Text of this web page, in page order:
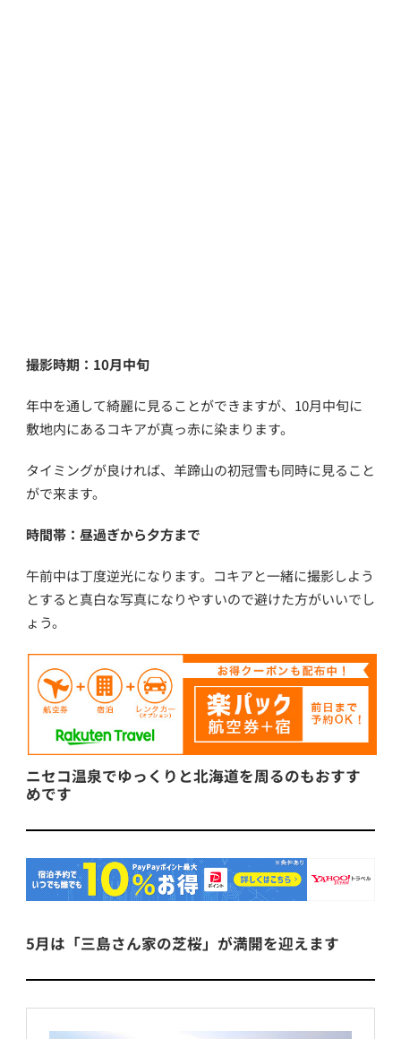
撮影時期：10月中旬
年中を通して綺麗に見ることができますが、10月中旬に
敷地内にあるコキアが真っ赤に染まります。
タイミングが良ければ、羊蹄山の初冠雪も同時に見ること
がで来ます。
時間帯：昼過ぎから夕方まで
午前中は丁度逆光になります。コキアと一緒に撮影しよう
とすると真白な写真になりやすいので避けた方がいいでし
ょう。
ニセコ温泉でゆっくりと北海道を周るのもおすす
めです
5月は「三島さん家の芝桜」が満開を迎えます